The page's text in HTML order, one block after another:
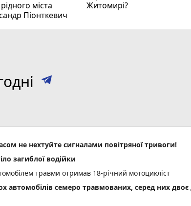
міста
Піонткевич
Житомирі?
не нехтуйте сигналами повітряної тривоги!
загиблої водійки
травми отримав 18-річний мотоцикліст
автомобілів семеро травмованих, серед них двоє